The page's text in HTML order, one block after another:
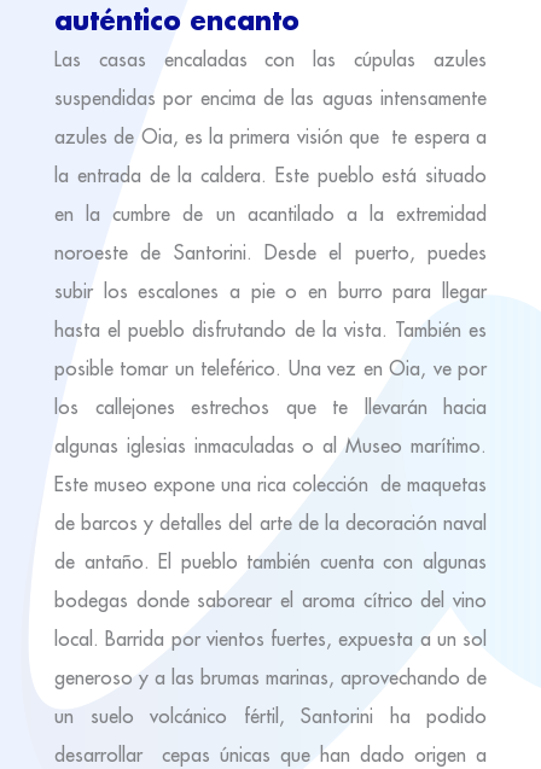
auténtico encanto
Las casas encaladas con las cúpulas azules
suspendidas por encima de las aguas intensamente
azules de Oia, es la primera visión que te espera a
la entrada de la caldera. Este pueblo está situado
en la cumbre de un acantilado a la extremidad
noroeste de Santorini. Desde el puerto, puedes
subir los escalones a pie o en burro para llegar
hasta el pueblo disfrutando de la vista. También es
posible tomar un teleférico. Una vez en Oia, ve por
los callejones estrechos que te llevarán hacia
algunas iglesias inmaculadas o al Museo marítimo.
Este museo expone una rica colección de maquetas
de barcos y detalles del arte de la decoración naval
de antaño. El pueblo también cuenta con algunas
bodegas donde saborear el aroma cítrico del vino
local. Barrida por vientos fuertes, expuesta a un sol
generoso y a las brumas marinas, aprovechando de
un suelo volcánico fértil, Santorini ha podido
desarrollar cepas únicas que han dado origen a